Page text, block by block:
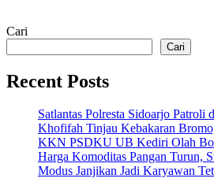
Cari
Cari
Recent Posts
Satlantas Polresta Sidoarjo
Khofifah Tinjau Kebakaran
KKN PSDKU UB Kediri Olah
Harga Komoditas Pangan Turun,
Modus Janjikan Jadi Karyawan